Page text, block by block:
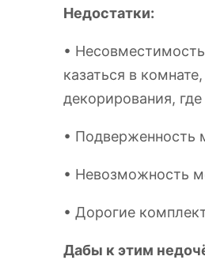
Недостатки:
•
казаться в
декорирования,
• Подверженность
• Невозможность
• Дорогие
Дабы к этим